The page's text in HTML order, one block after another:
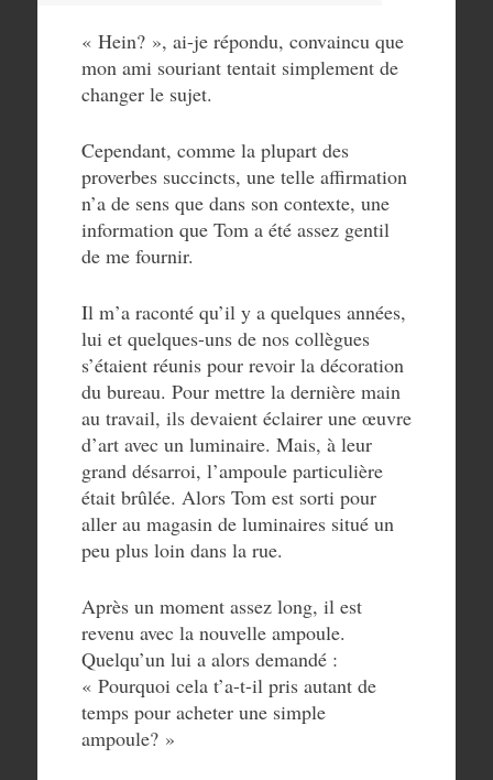
« Hein? », ai-je répondu, convaincu que
mon ami souriant tentait simplement de
changer le sujet.
Cependant, comme la plupart des
proverbes succincts, une telle affirmation
n’a de sens que dans son contexte, une
information que Tom a été assez gentil
de me fournir.
Il m’a raconté qu’il y a quelques années,
lui et quelques-uns de nos collègues
s’étaient réunis pour revoir la décoration
du bureau. Pour mettre la dernière main
au travail, ils devaient éclairer une œuvre
d’art avec un luminaire. Mais, à leur
grand désarroi, l’ampoule particulière
était brûlée. Alors Tom est sorti pour
aller au magasin de luminaires situé un
peu plus loin dans la rue.
Après un moment assez long, il est
revenu avec la nouvelle ampoule.
Quelqu’un lui a alors demandé :
« Pourquoi cela t’a-t-il pris autant de
temps pour acheter une simple
ampoule? »